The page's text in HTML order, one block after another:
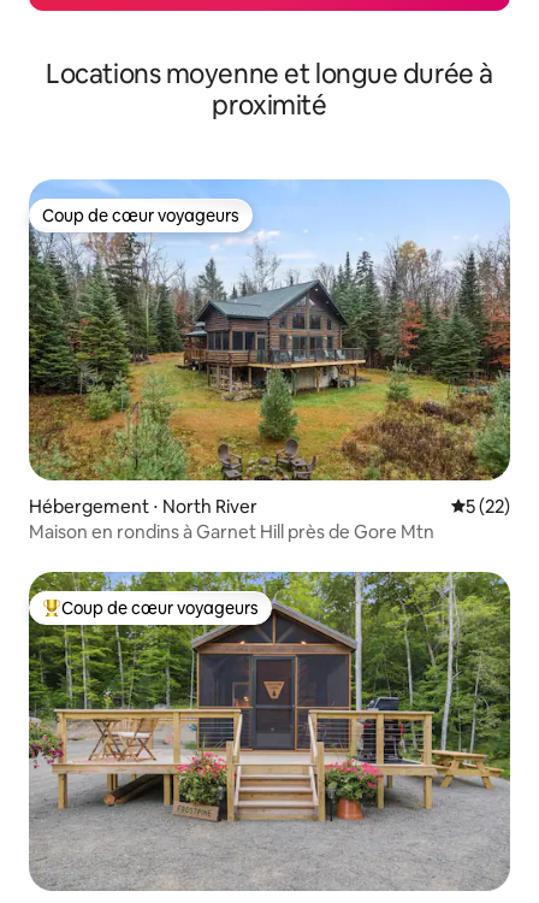
Locations moyenne et longue durée à
proximité
Coup de cœur voyageurs
Coup de cœur voyageurs
Hébergement ⋅ North River
5 (22)
Maison en rondins à Garnet Hill près de Gore Mtn
Coups de cœur voyageurs les plus appréciés
Coup de cœur voyageurs